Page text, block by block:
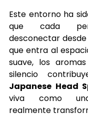
Este entorno ha
que cada
desconectar
que entra al
suave, los
Japanese Head
viva como
realmente